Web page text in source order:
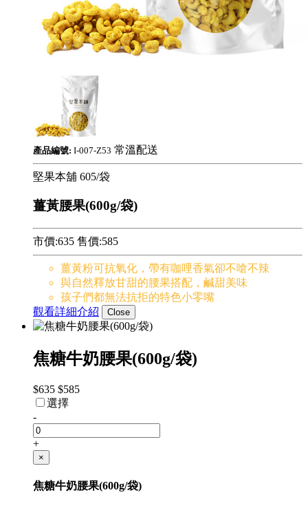
產品編號: I-007-Z53 常溫配送
堅果本舖 605/袋
薑黃腰果(600g/袋)
市價:635 售價:585
薑黃粉可抗氧化，帶有咖哩香氣卻不嗆不辣
與自然釋放甘甜的腰果搭配，鹹甜美味
孩子們都無法抗拒的特色小零嘴
觀看詳細介紹
Close
焦糖牛奶腰果(600g/袋)
$635 $585
選擇
-
+
×
焦糖牛奶腰果(600g/袋)